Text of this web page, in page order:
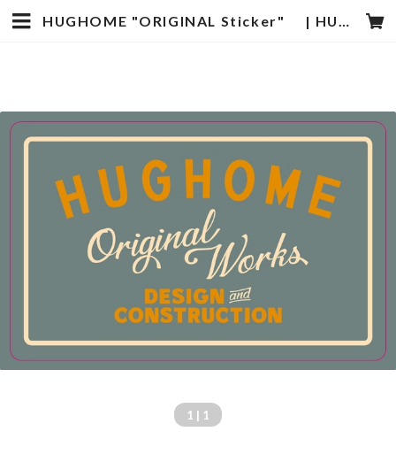
HUGHOME "ORIGINAL Sticker" | HUGHOME ONLINE SHOP
1 | 1